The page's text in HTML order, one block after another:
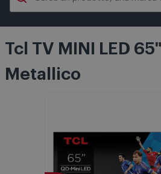
Tcl TV MINI LED
Metallico